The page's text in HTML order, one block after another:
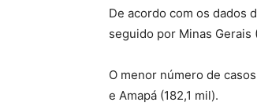
De acordo com os dados
seguido por Minas Gerais
O menor número de
e Amapá (182,1 mil).